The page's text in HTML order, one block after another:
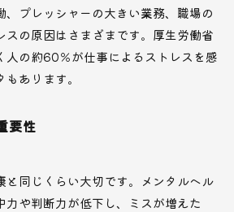
、プレッシャーの大きい業務、職場の
スの原因はさまざまです。厚生労働省
人の約60％が仕事によるストレスを感
あります。
要性
と同じくらい大切です。メンタルヘル
力や判断力が低下し、ミスが増えた